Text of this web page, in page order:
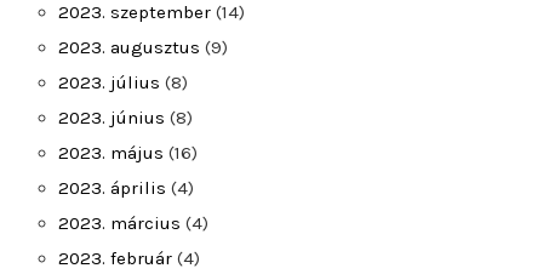
2023. szeptember (14)
2023. augusztus (9)
2023. július (8)
2023. június (8)
2023. május (16)
2023. április (4)
2023. március (4)
2023. február (4)